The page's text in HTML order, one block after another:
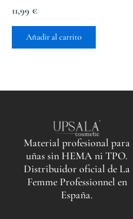
11,99 €
Añadir al carrito
Material profesional para
uñas sin HEMA ni TPO.
Distribuidor oficial de La
Femme Professionnel en
España.